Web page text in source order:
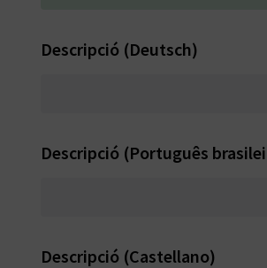
Descripció (Deutsch)
Descripció (Português
Descripció (Castellano)